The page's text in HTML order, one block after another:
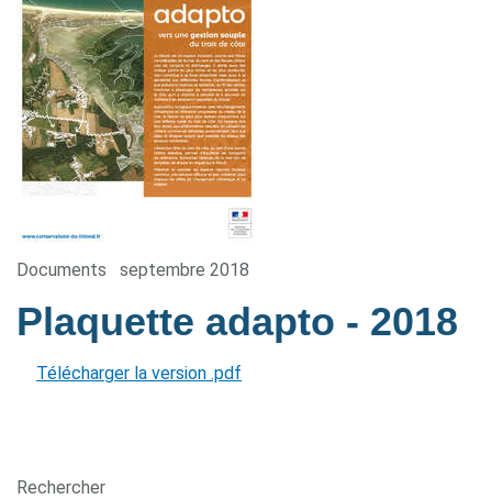
Documents septembre 2018
Plaquette adapto - 2018
Télécharger la version .pdf
Rechercher